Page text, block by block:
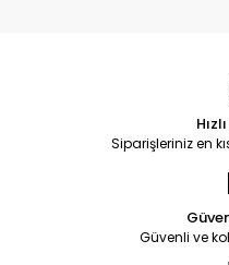
Siparişleriniz en
Güvenli ve